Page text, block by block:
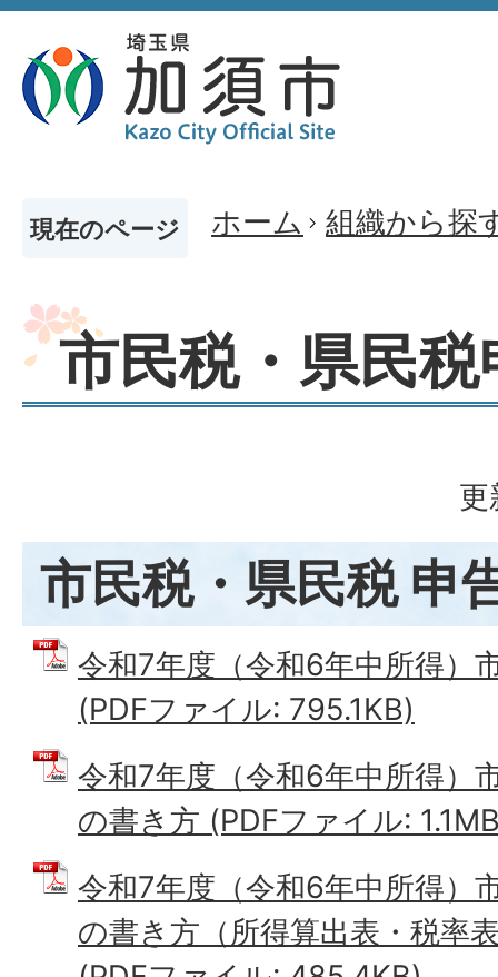
現在のページ ホーム 組織から探
市民税・県民税
更
市民税・県民税 申
令和7年度（令和6年中所得）
(PDFファイル: 795.1KB)
令和7年度（令和6年中所得）
の書き方 (PDFファイル:
令和7年度（令和6年中所得）
の書き方（所得算出表・税率